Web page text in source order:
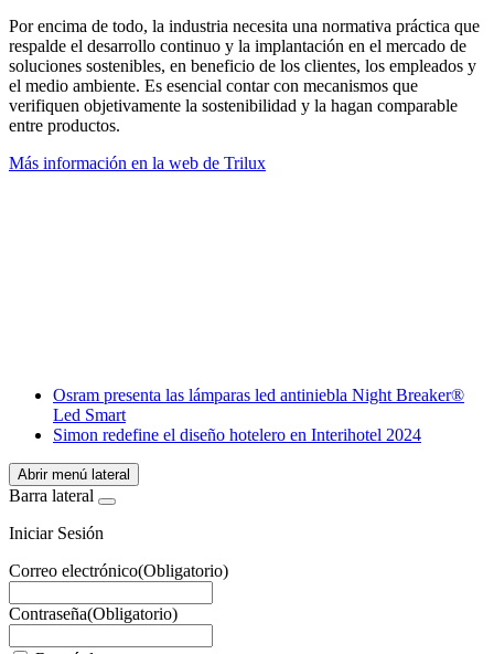
Por encima de todo, la industria necesita una normativa práctica que
respalde el desarrollo continuo y la implantación en el mercado de
soluciones sostenibles, en beneficio de los clientes, los empleados y
el medio ambiente. Es esencial contar con mecanismos que
verifiquen objetivamente la sostenibilidad y la hagan comparable
entre productos.
Más información en la web de Trilux
WhatsApp
Osram presenta las lámparas led antiniebla Night Breaker®
Led Smart
Simon redefine el diseño hotelero en Interihotel 2024
Abrir menú lateral
Barra lateral
Iniciar Sesión
Correo electrónico(Obligatorio)
Contraseña(Obligatorio)